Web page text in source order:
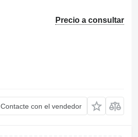
Precio a consultar
Contacte con el vendedor